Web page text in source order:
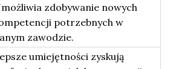
zdobywanie nowych
potrzebnych w
zawodzie.
umiejętności zyskują